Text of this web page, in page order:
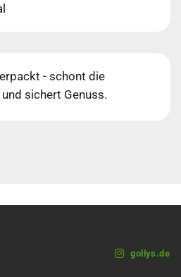
- schont die
sichert Genuss.
gollys.de